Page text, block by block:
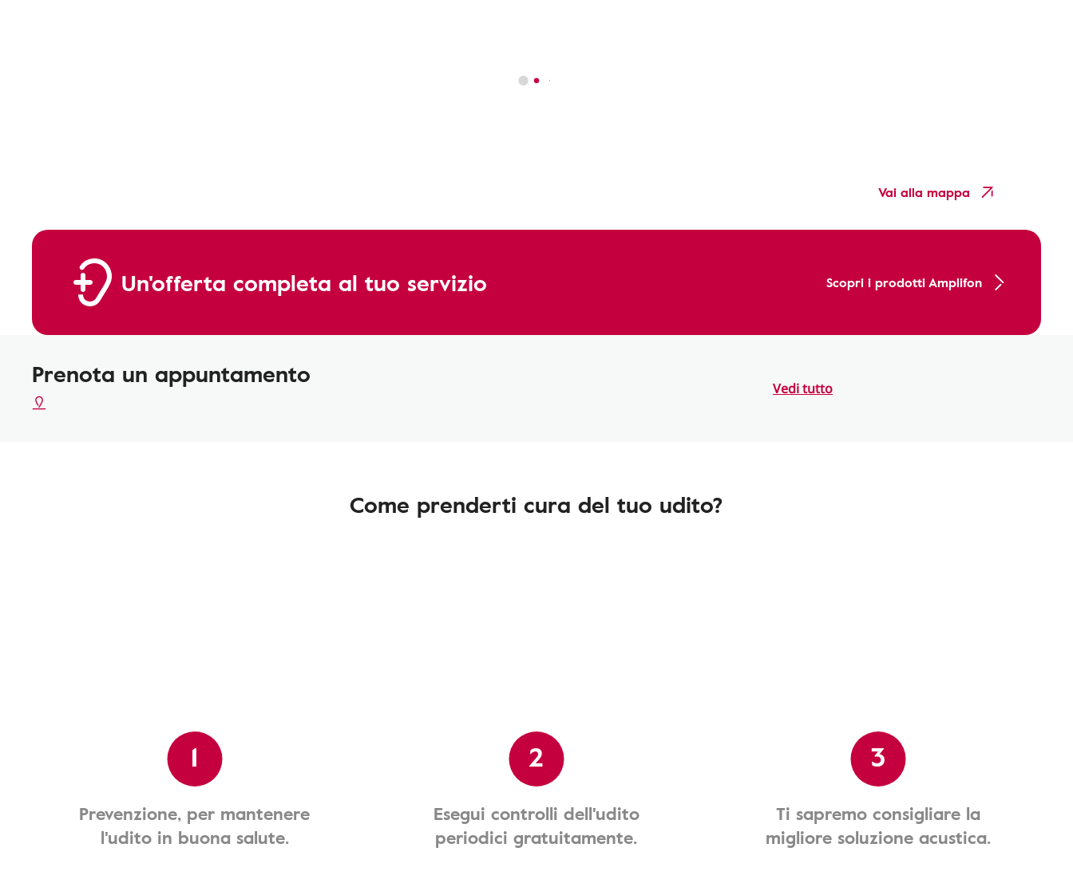
Vai alla mappa
Un'offerta completa al tuo servizio Scopri i prodotti Amplifon
Prenota un appuntamento Vedi tutto
Come prenderti cura del tuo udito?
1
Prevenzione, per mantenere
l'udito in buona salute.
2
Esegui controlli dell'udito
periodici gratuitamente.
3
Ti sapremo consigliare la
migliore soluzione acustica.